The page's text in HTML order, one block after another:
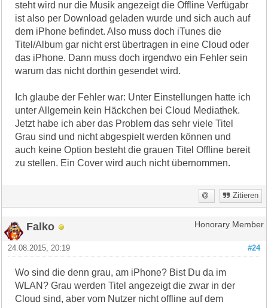
steht wird nur die Musik angezeigt die Offline Verfügabr
ist also per Download geladen wurde und sich auch auf
dem iPhone befindet. Also muss doch iTunes die
Titel/Album gar nicht erst übertragen in eine Cloud oder
das iPhone. Dann muss doch irgendwo ein Fehler sein
warum das nicht dorthin gesendet wird.
Ich glaube der Fehler war: Unter Einstellungen hatte ich
unter Allgemein kein Häckchen bei Cloud Mediathek.
Jetzt habe ich aber das Problem das sehr viele Titel
Grau sind und nicht abgespielt werden können und
auch keine Option besteht die grauen Titel Offline bereit
zu stellen. Ein Cover wird auch nicht übernommen.
Zitieren
Falko Honorary Member
#24
24.08.2015, 20:19
Wo sind die denn grau, am iPhone? Bist Du da im
WLAN? Grau werden Titel angezeigt die zwar in der
Cloud sind, aber vom Nutzer nicht offline auf dem